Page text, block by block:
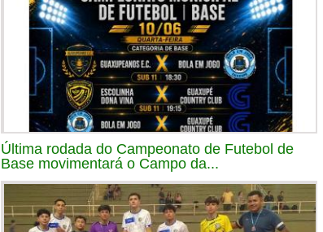
Última rodada do Campeonato de Futebol de
Base movimentará o Campo da...